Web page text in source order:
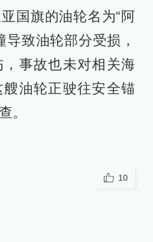
国旗的油轮名为“阿
导致油轮部分受损，
事故也未对相关海
油轮正驶往安全锚
。
10